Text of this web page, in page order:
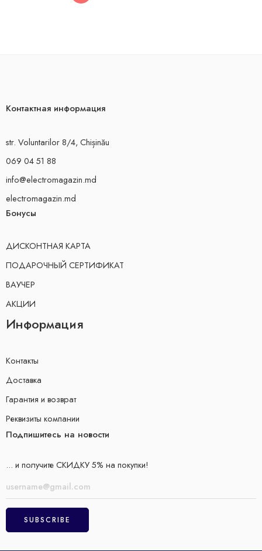
Контактная информация
str. Voluntarilor 8/4, Chișinău
069 04 51 88
info@electromagazin.md
electromagazin.md
Бонусы
ДИСКОНТНАЯ КАРТА
ПОДАРОЧНЫЙ СЕРТИФИКАТ
ВАУЧЕР
АКЦИИ
Информация
Контакты
Доставка
Гарантия и возврат
Реквизиты компании
Подпишитесь на новости
... и получите СКИДКУ 5% на покупки!